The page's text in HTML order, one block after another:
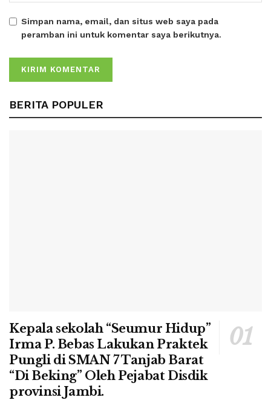
Simpan nama, email, dan situs web saya pada
peramban ini untuk komentar saya berikutnya.
BERITA POPULER
Kepala sekolah “Seumur Hidup”
Irma P. Bebas Lakukan Praktek
Pungli di SMAN 7 Tanjab Barat
“Di Beking” Oleh Pejabat Disdik
provinsi Jambi.